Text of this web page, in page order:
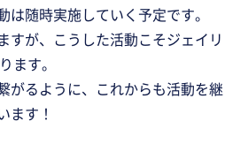
は随時実施していく予定です。
すが、こうした活動こそジェイリ
ます。
がるように、これからも活動を継
ます！